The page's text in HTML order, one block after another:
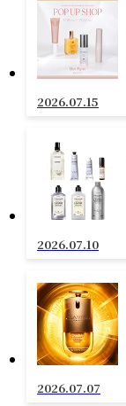
2026.07.15
2026.07.10
2026.07.07